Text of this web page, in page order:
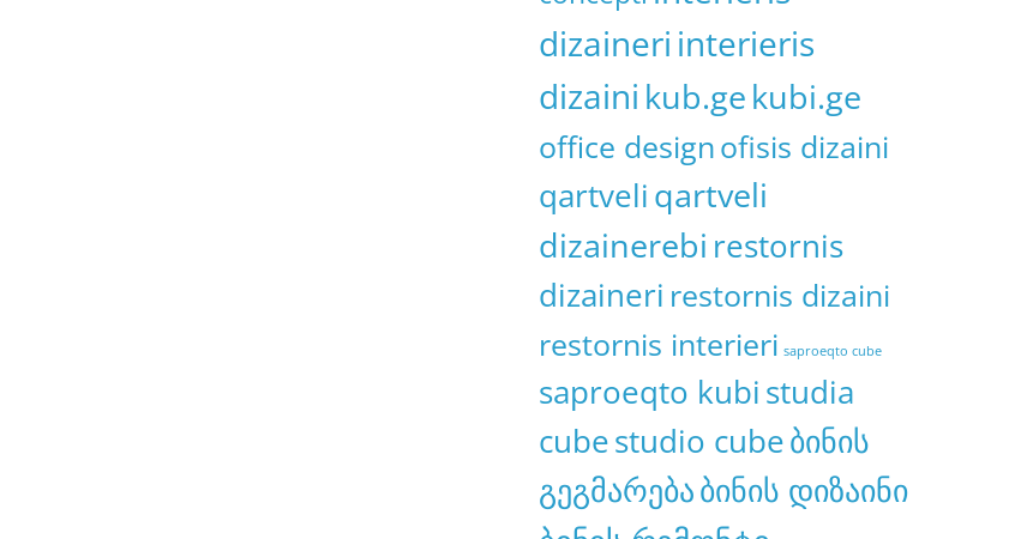
dizaineri interieris
dizaini kub.gekubi.ge
office designofisis dizaini
qartveliqartveli
dizainerebi restornis
dizaineri restornis dizaini
restornis interieri saproeqto cube
saproeqto kubistudia
cubestudio cubeბინის
გეგმარებაბინის დიზაინი